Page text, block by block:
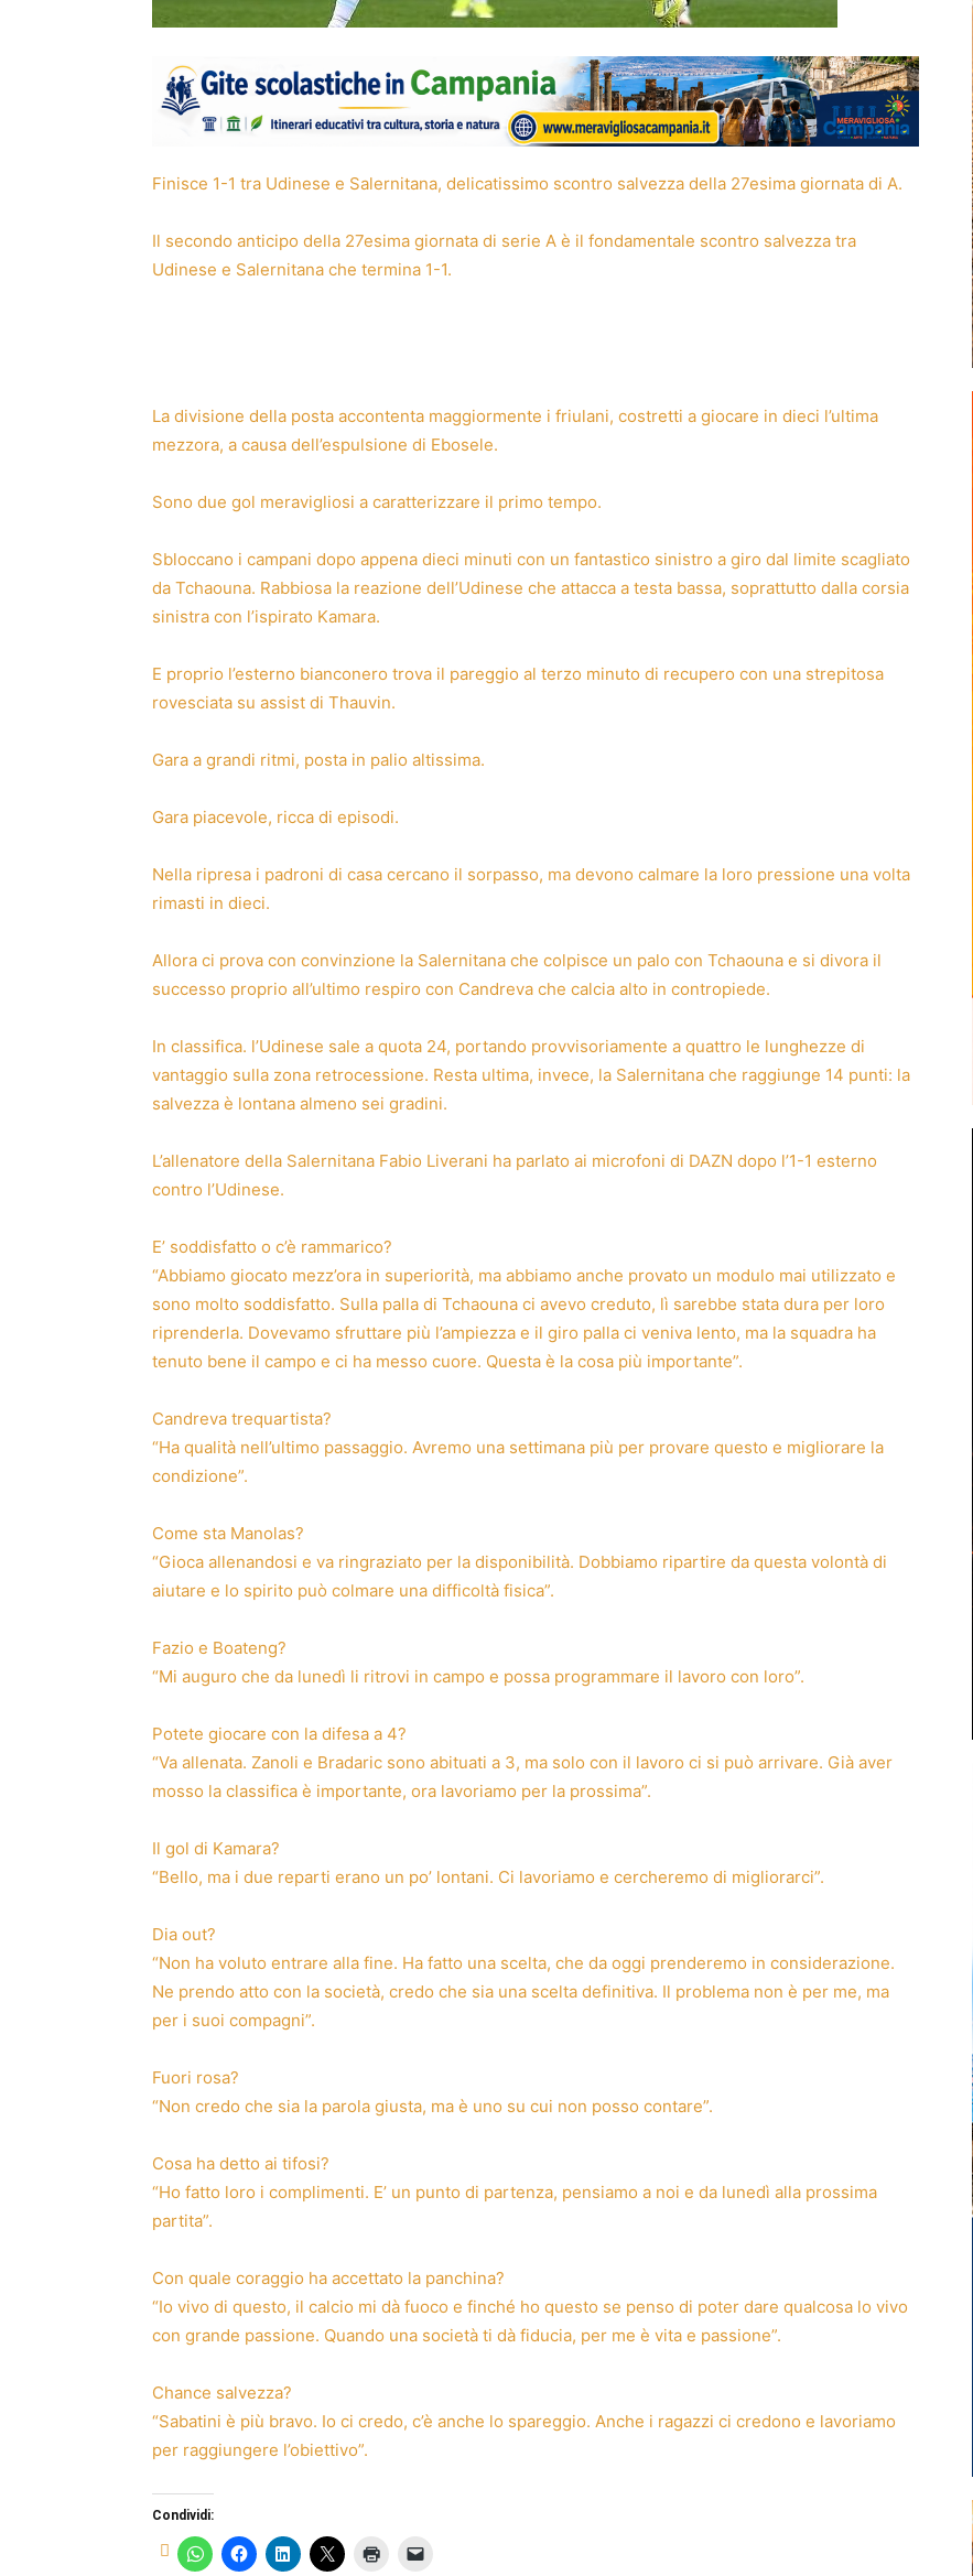
Finisce 1-1 tra Udinese e Salernitana, delicatissimo scontro salvezza della 27esima giornata di A.
Il secondo anticipo della 27esima giornata di serie A è il fondamentale scontro salvezza tra
Udinese e Salernitana che termina 1-1.
La divisione della posta accontenta maggiormente i friulani, costretti a giocare in dieci l’ultima
mezzora, a causa dell’espulsione di Ebosele.
Sono due gol meravigliosi a caratterizzare il primo tempo.
Sbloccano i campani dopo appena dieci minuti con un fantastico sinistro a giro dal limite scagliato
da Tchaouna. Rabbiosa la reazione dell’Udinese che attacca a testa bassa, soprattutto dalla corsia
sinistra con l’ispirato Kamara.
E proprio l’esterno bianconero trova il pareggio al terzo minuto di recupero con una strepitosa
rovesciata su assist di Thauvin.
Gara a grandi ritmi, posta in palio altissima.
Gara piacevole, ricca di episodi.
Nella ripresa i padroni di casa cercano il sorpasso, ma devono calmare la loro pressione una volta
rimasti in dieci.
Allora ci prova con convinzione la Salernitana che colpisce un palo con Tchaouna e si divora il
successo proprio all’ultimo respiro con Candreva che calcia alto in contropiede.
In classifica. l’Udinese sale a quota 24, portando provvisoriamente a quattro le lunghezze di
vantaggio sulla zona retrocessione. Resta ultima, invece, la Salernitana che raggiunge 14 punti: la
salvezza è lontana almeno sei gradini.
L’allenatore della Salernitana Fabio Liverani ha parlato ai microfoni di DAZN dopo l’1-1 esterno
contro l’Udinese.
E’ soddisfatto o c’è rammarico?
“Abbiamo giocato mezz’ora in superiorità, ma abbiamo anche provato un modulo mai utilizzato e
sono molto soddisfatto. Sulla palla di Tchaouna ci avevo creduto, lì sarebbe stata dura per loro
riprenderla. Dovevamo sfruttare più l’ampiezza e il giro palla ci veniva lento, ma la squadra ha
tenuto bene il campo e ci ha messo cuore. Questa è la cosa più importante”.
Candreva trequartista?
“Ha qualità nell’ultimo passaggio. Avremo una settimana più per provare questo e migliorare la
condizione”.
Come sta Manolas?
“Gioca allenandosi e va ringraziato per la disponibilità. Dobbiamo ripartire da questa volontà di
aiutare e lo spirito può colmare una difficoltà fisica”.
Fazio e Boateng?
“Mi auguro che da lunedì li ritrovi in campo e possa programmare il lavoro con loro”.
Potete giocare con la difesa a 4?
“Va allenata. Zanoli e Bradaric sono abituati a 3, ma solo con il lavoro ci si può arrivare. Già aver
mosso la classifica è importante, ora lavoriamo per la prossima”.
Il gol di Kamara?
“Bello, ma i due reparti erano un po’ lontani. Ci lavoriamo e cercheremo di migliorarci”.
Dia out?
“Non ha voluto entrare alla fine. Ha fatto una scelta, che da oggi prenderemo in considerazione.
Ne prendo atto con la società, credo che sia una scelta definitiva. Il problema non è per me, ma
per i suoi compagni”.
Fuori rosa?
“Non credo che sia la parola giusta, ma è uno su cui non posso contare”.
Cosa ha detto ai tifosi?
“Ho fatto loro i complimenti. E’ un punto di partenza, pensiamo a noi e da lunedì alla prossima
partita”.
Con quale coraggio ha accettato la panchina?
“Io vivo di questo, il calcio mi dà fuoco e finché ho questo se penso di poter dare qualcosa lo vivo
con grande passione. Quando una società ti dà fiducia, per me è vita e passione”.
Chance salvezza?
“Sabatini è più bravo. Io ci credo, c’è anche lo spareggio. Anche i ragazzi ci credono e lavoriamo
per raggiungere l’obiettivo”.
Condividi: